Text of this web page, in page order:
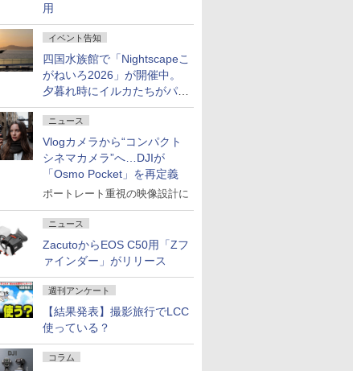
用
イベント告知
四国水族館で「Nightscapeこ
がねいろ2026」が開催中。
夕暮れ時にイルカたちがパフ
ォーマンスを繰り広げる
ニュース
Vlogカメラから“コンパクト
シネマカメラ”へ…DJIが
「Osmo Pocket」を再定義
ポートレート重視の映像設計に
ニュース
ZacutoからEOS C50用「Zフ
ァインダー」がリリース
週刊アンケート
【結果発表】撮影旅行でLCC
使っている？
コラム